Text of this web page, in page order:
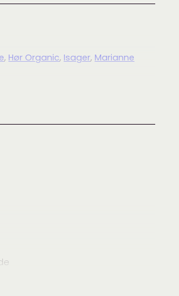
, Hør Organic, Isager, Marianne